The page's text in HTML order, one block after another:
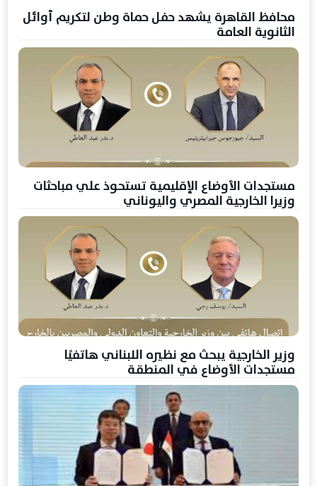
محافظ القاهرة يشهد حفل حماة وطن لتكريم أوائل
الثانوية العامة
مستجدات الأوضاع الإقليمية تستحوذ علي مباحثات
وزيرا الخارجية المصري واليوناني
وزير الخارجية يبحث مع نظيره اللبناني هاتفيًا
مستجدات الأوضاع في المنطقة